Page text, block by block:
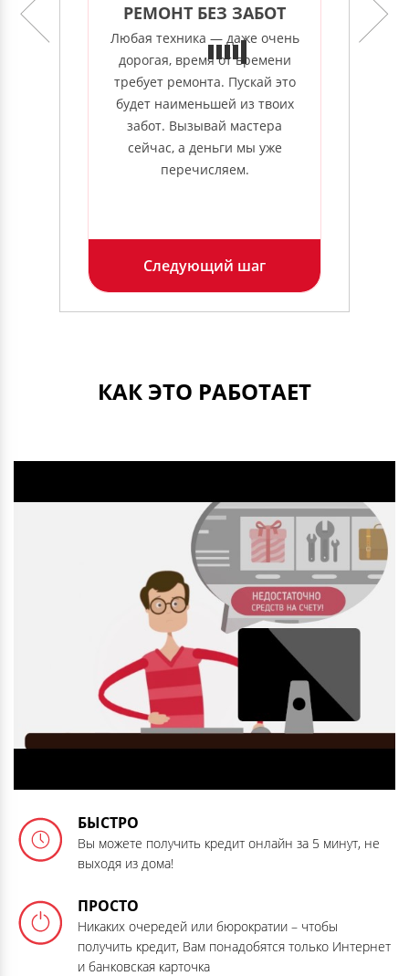
РЕМОНТ БЕЗ ЗАБОТ
Любая техника — даже очень
дорогая, время от времени
требует ремонта. Пускай это
будет наименьшей из твоих
забот. Вызывай мастера
сейчас, а деньги мы уже
перечисляем.
Следующий шаг
КАК ЭТО РАБОТАЕТ
БЫСТРО
Вы можете получить кредит онлайн за 5 минут, не
выходя из дома!
ПРОСТО
Никаких очередей или бюрократии – чтобы
получить кредит, Вам понадобятся только Интернет
и банковская карточка